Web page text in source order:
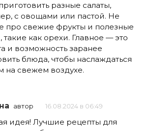
разные салаты,
с овощами или пастой. Не
про свежие фрукты и полезные
такие как орехи. Главное — это
и возможность заранее
блюда, чтобы наслаждаться
на свежем воздухе.
автор 16.08.2024 в 06:49
идея! Лучшие рецепты для